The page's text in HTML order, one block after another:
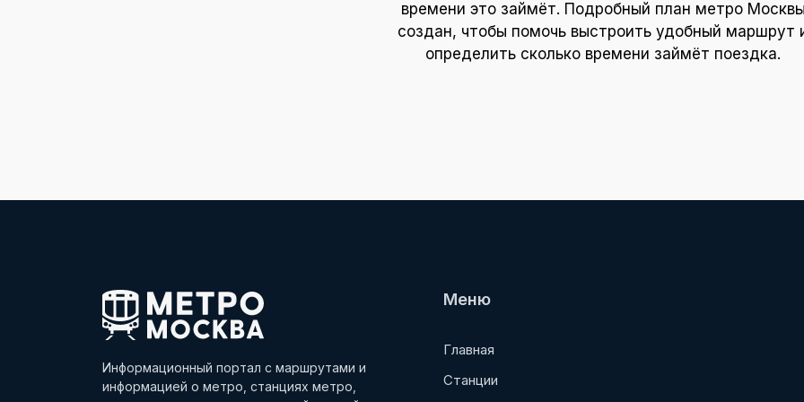
времени это займёт. Подробный план метро
создан, чтобы помочь выстроить удобный маршрут
определить сколько времени займёт поездка.
Информационный портал с маршрутами и
информацией о метро, станциях метро,
Меню
Главная
Станции